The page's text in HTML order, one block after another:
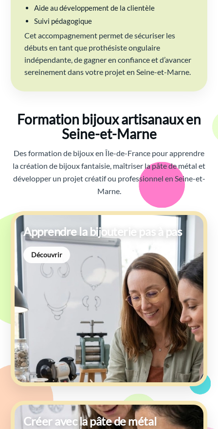
Aide au développement de la clientèle
Suivi pédagogique
Cet accompagnement permet de sécuriser les
débuts en tant que prothésiste ongulaire
indépendante, de gagner en confiance et d’avancer
sereinement dans votre projet en Seine-et-Marne.
Formation bijoux artisanaux en
Seine-et-Marne
Des formation de bijoux en Île-de-France pour apprendre
la création de bijoux fantaisie, maîtriser la pâte de métal et
développer un projet créatif ou professionnel en Seine-et-
Marne.
Apprendre la bijouterie pas à pas
Découvrir
Créer avec la pâte de métal